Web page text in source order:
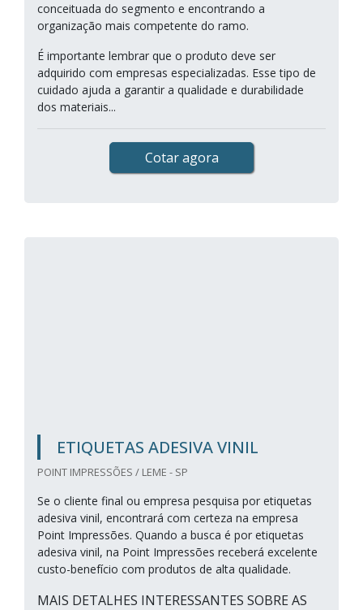
conceituada do segmento e encontrando a
organização mais competente do ramo.
É importante lembrar que o produto deve ser
adquirido com empresas especializadas. Esse tipo de
cuidado ajuda a garantir a qualidade e durabilidade
dos materiais...
Cotar agora
ETIQUETAS ADESIVA VINIL
POINT IMPRESSÕES / LEME - SP
Se o cliente final ou empresa pesquisa por etiquetas
adesiva vinil, encontrará com certeza na empresa
Point Impressões. Quando a busca é por etiquetas
adesiva vinil, na Point Impressões receberá excelente
custo-benefício com produtos de alta qualidade.
MAIS DETALHES INTERESSANTES SOBRE AS